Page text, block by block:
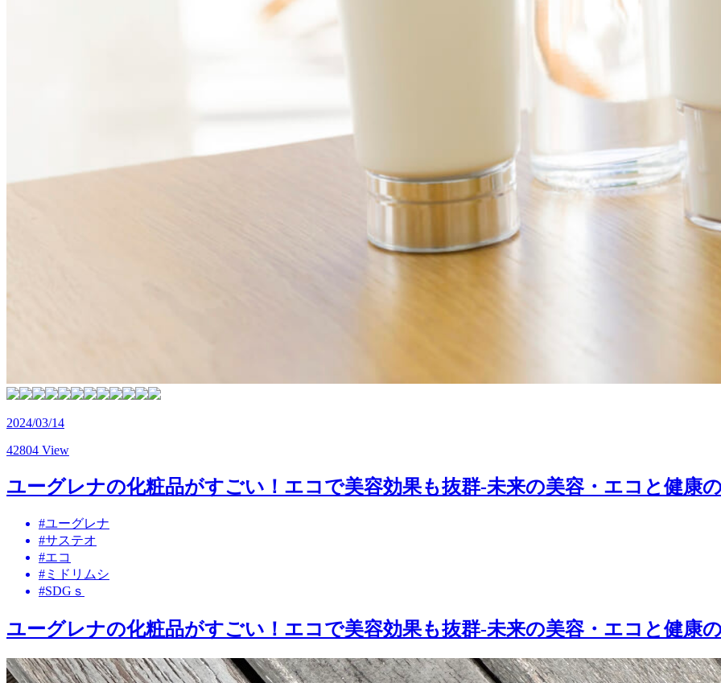
2024/03/14
42804 View
ユーグレナの化粧品がすごい！エコで美容効果も抜群-未来の美容・エコと健康
#ユーグレナ
#サステオ
#エコ
#ミドリムシ
#SDGｓ
ユーグレナの化粧品がすごい！エコで美容効果も抜群-未来の美容・エコと健康